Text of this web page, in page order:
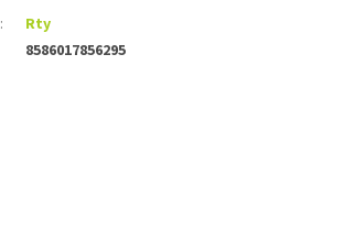
:
Rty
8586017856295